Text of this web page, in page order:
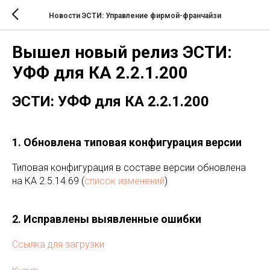
Новости ЭСТИ: Управление фирмой-франчайзи
Вышел новый релиз ЭСТИ:
УФФ для КА 2.2.1.200
ЭСТИ: УФФ для КА 2.2.1.200
1. Обновлена типовая конфигурация версии
Типовая конфигурация в составе версии обновлена
на КА 2.5.14.69 (список изменений)
2. Исправлены выявленные ошибки
Ссылка для загрузки